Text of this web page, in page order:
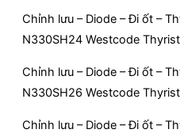
Chỉnh lưu – Diode – Đi ốt –
N330SH24 Westcode
Chỉnh lưu – Diode – Đi ốt –
N330SH26 Westcode
Chỉnh lưu – Diode – Đi ốt –